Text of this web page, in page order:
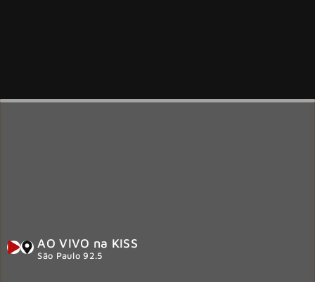
AO VIVO na KISS
São Paulo 92.5